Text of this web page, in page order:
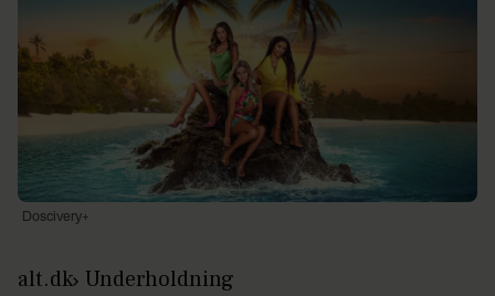
Doscivery+
alt.dk Underholdning